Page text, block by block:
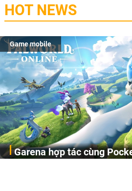
HOT NEWS
Game mobile
Garena hợp tác cùng